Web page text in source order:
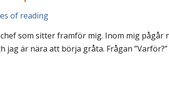
of reading
som sitter framför mig. Inom mig pågår
jag är nära att börja gråta. Frågan